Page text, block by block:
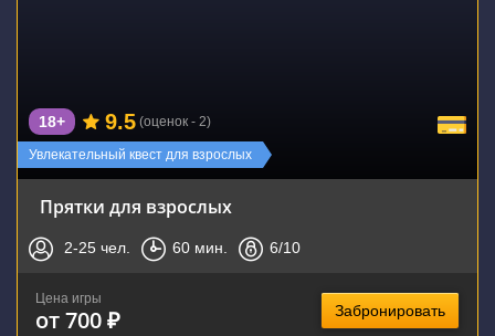
Увлекательный квест для взрослых
18+ 9.5 (оценок - 2)
Прятки для взрослых
2-25 чел. 60 мин. 6/10
Цена игры
от 700 ₽ Забронировать